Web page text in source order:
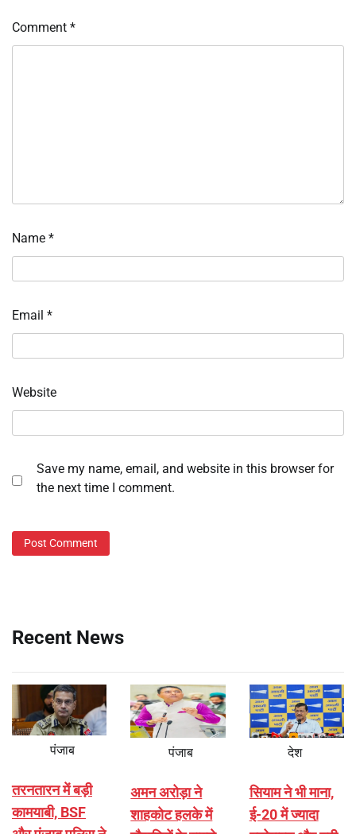
Comment *
Name *
Email *
Website
Save my name, email, and website in this browser for
the next time I comment.
Recent News
पंजाब
तरनतारन में बड़ी
कामयाबी, BSF
पंजाब
अमन अरोड़ा ने
शाहकोट हलके में
देश
सियाम ने भी माना,
ई-20 में ज्यादा